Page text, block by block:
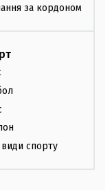
за кордоном
види спорту